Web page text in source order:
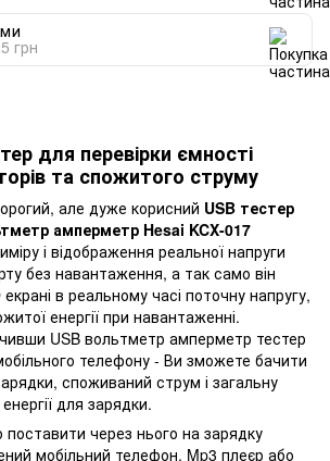
грн
для перевірки ємності
та спожитого струму
але дуже корисний USB тестер
амперметр Hesai KCX-017
і відображення реальної напруги
без навантаження, а так само він
в реальному часі поточну напругу,
енергії при навантаженні.
USB вольтметр амперметр тестер
телефону - Ви зможете бачити
споживаний струм і загальну
для зарядки.
через нього на зарядку
мобільний телефон, Mp3 плеєр або